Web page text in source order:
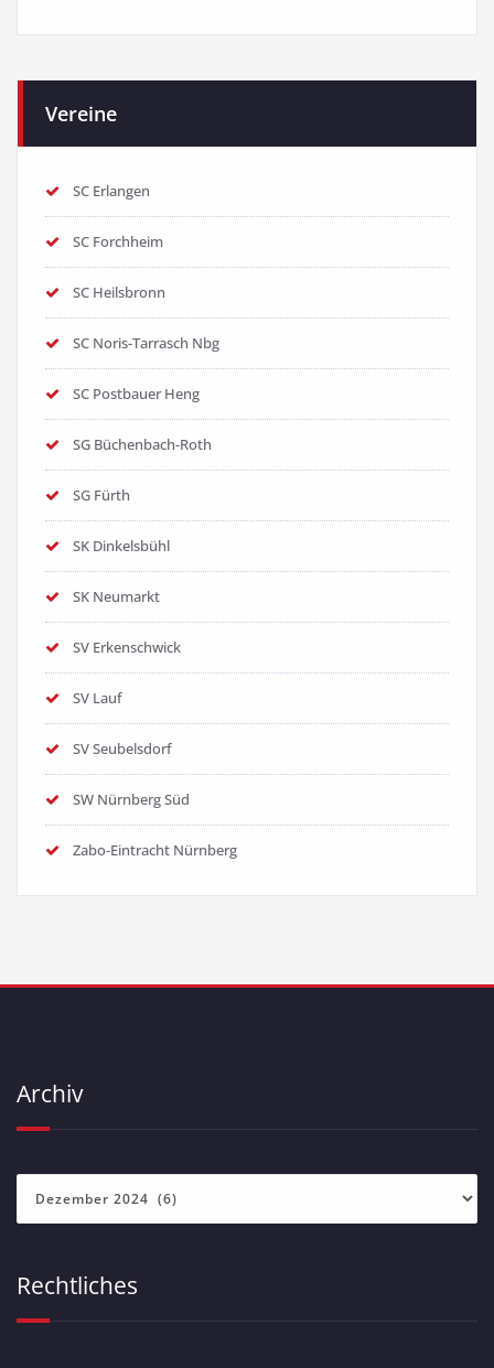
Vereine
SC Erlangen
SC Forchheim
SC Heilsbronn
SC Noris-Tarrasch Nbg
SC Postbauer Heng
SG Büchenbach-Roth
SG Fürth
SK Dinkelsbühl
SK Neumarkt
SV Erkenschwick
SV Lauf
SV Seubelsdorf
SW Nürnberg Süd
Zabo-Eintracht Nürnberg
Archiv
Rechtliches